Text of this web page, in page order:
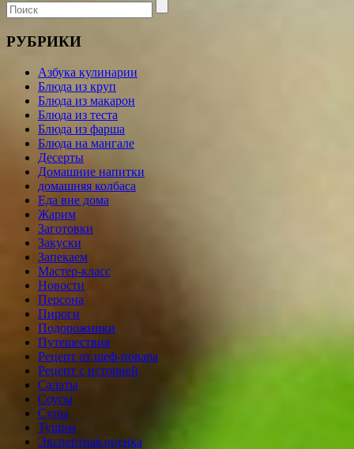
РУБРИКИ
Азбука кулинарии
Блюда из круп
Блюда из макарон
Блюда из теста
Блюда из фарша
Блюда на мангале
Десерты
Домашние напитки
домашняя колбаса
Еда вне дома
Жарим
Заготовки
Закуски
Запекаем
Мастер-класс
Новости
Персона
Пироги
Подорожники
Путешествия
Рецепт от шеф-повара
Рецепт с историей
Салаты
Соусы
Супы
Тушим
Экспертная оценка